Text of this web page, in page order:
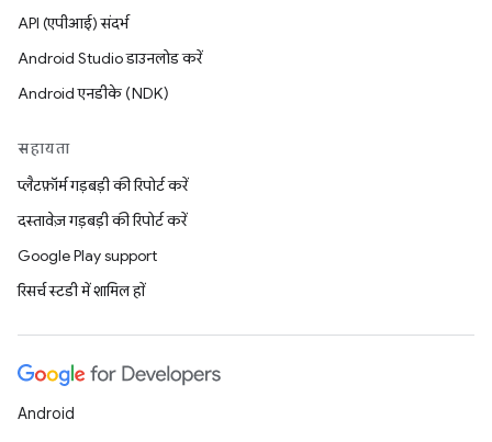
API (एपीआई) संदर्भ
Android Studio डाउनलोड करें
Android एनडीके (NDK)
सहायता
प्लैटफ़ॉर्म गड़बड़ी की रिपोर्ट करें
दस्तावेज़ गड़बड़ी की रिपोर्ट करें
Google Play support
रिसर्च स्टडी में शामिल हों
Android